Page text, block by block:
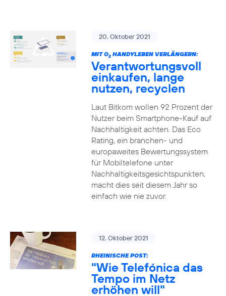
20. Oktober 2021
MIT O2HANDYLEBEN VERLÄNGERN:
Verantwortungsvoll
einkaufen, lange
nutzen, recyclen
Laut Bitkom wollen 92 Prozent der
Nutzer beim Smartphone-Kauf auf
Nachhaltigkeit achten. Das Eco
Rating, ein branchen- und
europaweites Bewertungssystem
für Mobiltelefone unter
Nachhaltigkeitsgesichtspunkten,
macht dies seit diesem Jahr so
einfach wie nie zuvor.
12. Oktober 2021
RHEINISCHE POST:
"Wie Telefónica das
Tempo im Netz
erhöhen will"